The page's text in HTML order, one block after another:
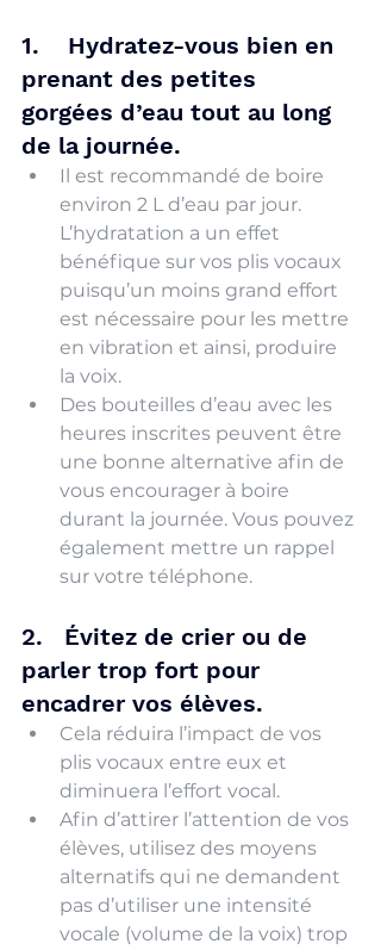
1.    Hydratez-vous bien en
prenant des petites
gorgées d’eau tout au long
de la journée.
Il est recommandé de boire
environ 2 L d’eau par jour.
L’hydratation a un effet
bénéfique sur vos plis vocaux
puisqu’un moins grand effort
est nécessaire pour les mettre
en vibration et ainsi, produire
la voix.
Des bouteilles d’eau avec les
heures inscrites peuvent être
une bonne alternative afin de
vous encourager à boire
durant la journée. Vous pouvez
également mettre un rappel
sur votre téléphone.
2.   Évitez de crier ou de
parler trop fort pour
encadrer vos élèves.
Cela réduira l’impact de vos
plis vocaux entre eux et
diminuera l’effort vocal.
Afin d’attirer l’attention de vos
élèves, utilisez des moyens
alternatifs qui ne demandent
pas d’utiliser une intensité
vocale (volume de la voix) trop